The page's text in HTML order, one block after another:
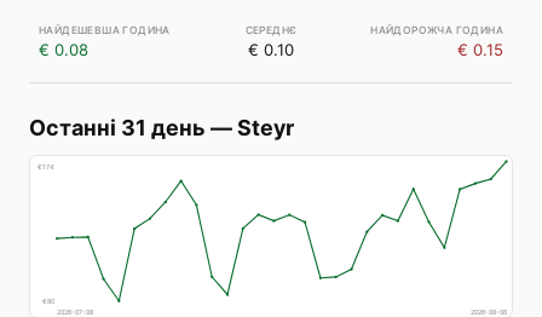
€ 0.08 € 0.10 € 0.15
Останні 31 день —Steyr
€174
€80
2026-07-08
2026-08-06